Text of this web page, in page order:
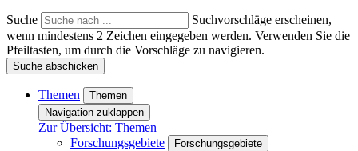
Suche
Suchvorschläge erscheinen,
wenn mindestens 2 Zeichen eingegeben werden. Verwenden Sie die
Pfeiltasten, um durch die Vorschläge zu navigieren.
Suche abschicken
Themen
Themen
Navigation zuklappen
Zur Übersicht: Themen
Forschungsgebiete
Forschungsgebiete